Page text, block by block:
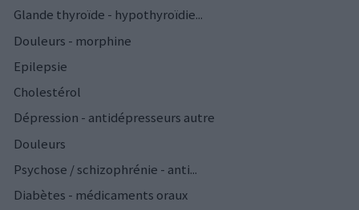
Glande thyroïde - hypothyroïdie...
Douleurs - morphine
Epilepsie
Cholestérol
Dépression - antidépresseurs autre
Douleurs
Psychose / schizophrénie - anti...
Diabètes - médicaments oraux